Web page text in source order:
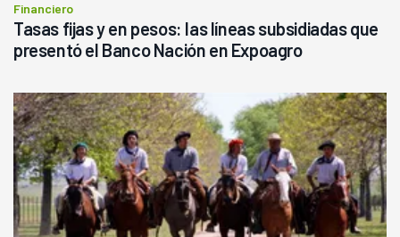
Financiero
Tasas fijas y en pesos: las líneas subsidiadas que
presentó el Banco Nación en Expoagro